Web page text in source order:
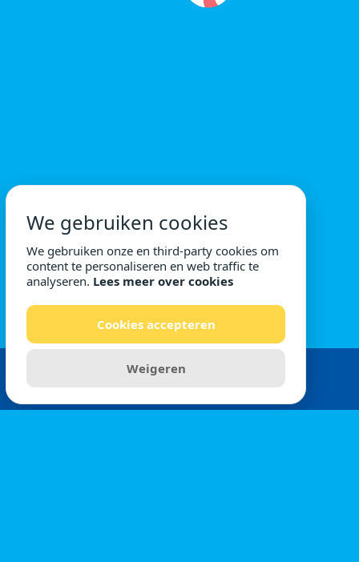
We gebruiken cookies
We gebruiken onze en third-party cookies om
content te personaliseren en web traffic te
analyseren. Lees meer over cookies
Cookies accepteren
Weigeren